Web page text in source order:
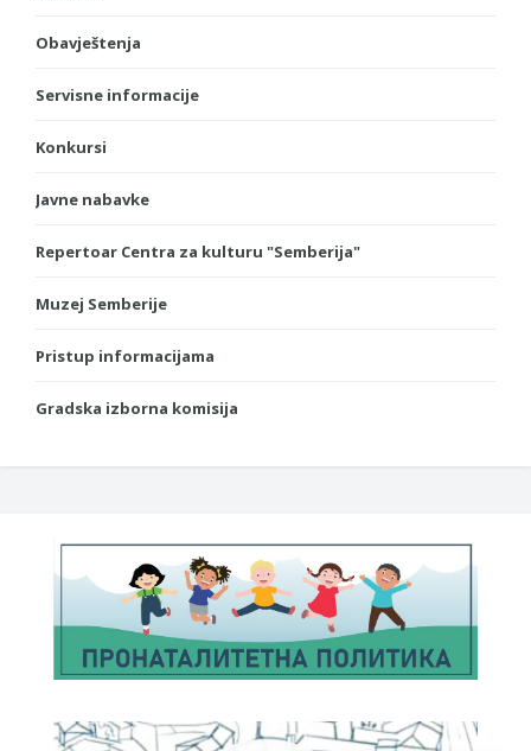
Obavještenja
Servisne informacije
Konkursi
Javne nabavke
Repertoar Centra za kulturu "Semberija"
Muzej Semberije
Pristup informacijama
Gradska izborna komisija